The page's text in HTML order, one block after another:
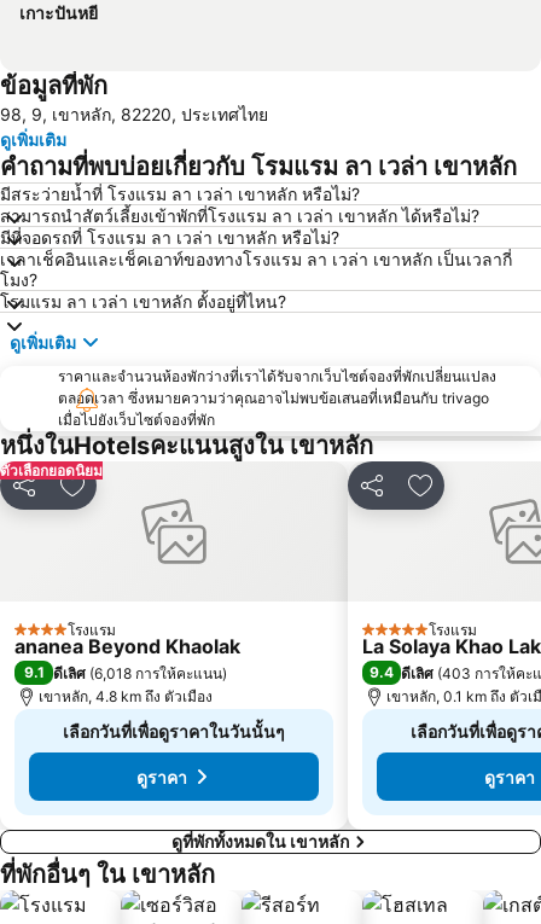
เกาะปันหยี
ข้อมูลที่พัก
98, 9, เขาหลัก, 82220, ประเทศไทย
ดูเพิ่มเติม
คำถามที่พบบ่อยเกี่ยวกับ โรมแรม ลา เวล่า เขาหลัก
มีสระว่ายน้ำที่ โรงแรม ลา เวล่า เขาหลัก หรือไม่?
สามารถนำสัตว์เลี้ยงเข้าพักที่โรงแรม ลา เวล่า เขาหลัก ได้หรือไม่?
มีที่จอดรถที่ โรงแรม ลา เวล่า เขาหลัก หรือไม่?
เวลาเช็คอินและเช็คเอาท์ของทางโรงแรม ลา เวล่า เขาหลัก เป็นเวลากี่
โมง?
โรมแรม ลา เวล่า เขาหลัก ตั้งอยู่ที่ไหน?
ดูเพิ่มเติม
ราคาและจำนวนห้องพักว่างที่เราได้รับจากเว็บไซต์จองที่พักเปลี่ยนแปลง
ตลอดเวลา ซึ่งหมายความว่าคุณอาจไม่พบข้อเสนอที่เหมือนกับ trivago
เมื่อไปยังเว็บไซต์จองที่พัก
หนึ่งในHotelsคะแนนสูงใน เขาหลัก
ตัวเลือกยอดนิยม
แชร์ เพิ่มในรายการโปรด
4 ดาว โรงแรม
ananea Beyond Khaolak
9.1 ดีเลิศ (6,018 การให้คะแนน)
เขาหลัก, 4.8 km ถึง ตัวเมือง
เลือกวันที่เพื่อดูราคาในวันนั้นๆ
ดูราคา
แชร์ เพิ่มในรายกา
5 ดาว โรงแรม
La Solaya Khao Lak
9.4 ดีเลิศ (403 การให้คะ
เขาหลัก, 0.1 km ถึง ตัวเ
เลือกวันที่เพื่อดูร
ดูราคา
ดูที่พักทั้งหมดใน เขาหลัก
ที่พักอื่นๆ ใน เขาหลัก